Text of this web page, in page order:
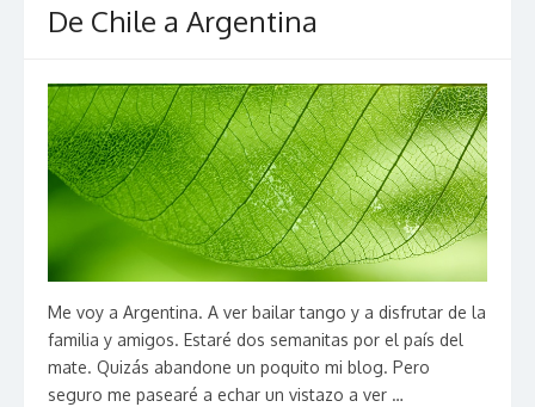
De Chile a Argentina
Me voy a Argentina. A ver bailar tango y a disfrutar de la
familia y amigos. Estaré dos semanitas por el país del
mate. Quizás abandone un poquito mi blog. Pero
seguro me pasearé a echar un vistazo a ver …